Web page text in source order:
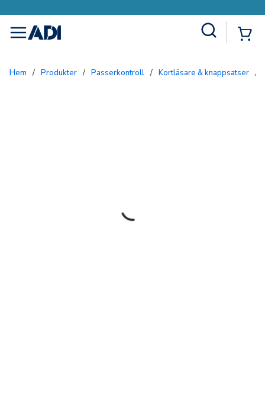
menu
Hem / Produkter / Passerkontroll / Kortläsare & knappsatser /